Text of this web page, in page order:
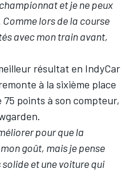
et je ne peux
lors de la course
avec mon train avant,
résultat en IndyCar
à la sixième place
points à son compteur,
pour que la
goût, mais je pense
et une voiture qui